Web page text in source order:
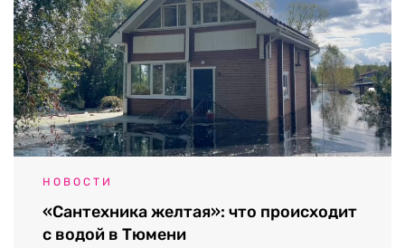
НОВОСТИ
«Сантехника желтая»: что происходит
с водой в Тюмени